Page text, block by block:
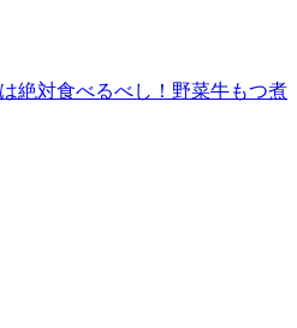
絶対食べるべし！野菜牛もつ煮